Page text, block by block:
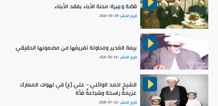
قصّة وعِبرة: محنة الآباء بفقد الأبناء
تاريخ النشر :2023-05-30
بيعة الغدير ومحاولة تفريغها من مضمونها الحقيقي
تاريخ النشر : 2021-02-24
الشيخ احمد الوائلي - علي (ع) في لهوات المعارك
عزيمةٌ راسخة وشجاعةٌ فذّة
تاريخ النشر :2020-07-26